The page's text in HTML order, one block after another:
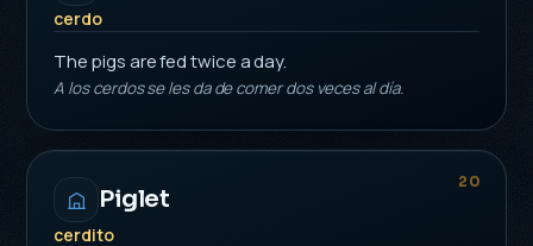
cerdo
The pigs are fed twice a day.
A los cerdos se les da de comer dos veces al día.
20
Piglet
cerdito